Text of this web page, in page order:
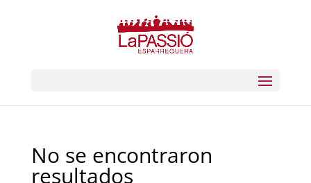
No se encontraron
resultados